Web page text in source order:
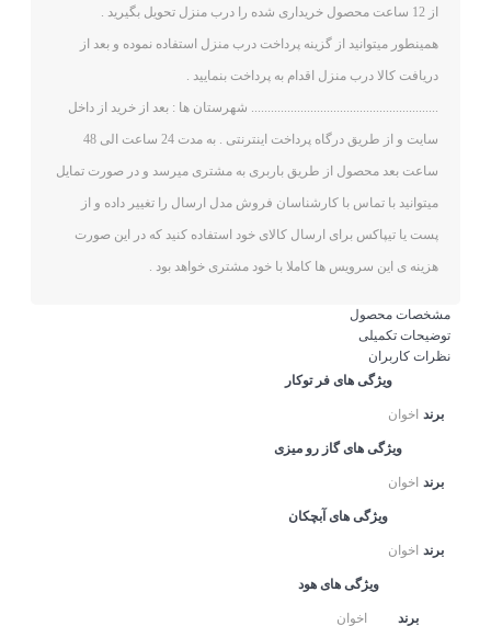
از 12 ساعت محصول خریداری شده را درب منزل تحویل بگیرید .
همینطور میتوانید از گزینه پرداخت درب منزل استفاده نموده و بعد از
دریافت کالا درب منزل اقدام به پرداخت بنمایید .
......................................................... شهرستان ها : بعد از خرید از داخل
سایت و از طریق درگاه پرداخت اینترنتی . به مدت 24 ساعت الی 48
ساعت بعد محصول از طریق باربری به مشتری میرسد و در صورت تمایل
میتوانید با تماس با کارشناسان فروش مدل ارسال را تغییر داده و از
پست یا تیپاکس برای ارسال کالای خود استفاده کنید که در این صورت
هزینه ی این سرویس ها کاملا با خود مشتری خواهد بود .
مشخصات محصول
توضیحات تکمیلی
نظرات کاربران
ویژگی های فر توکار
برند اخوان
ویژگی های گاز رو میزی
برند اخوان
ویژگی های آبچکان
برند اخوان
ویژگی های هود
برند اخوان